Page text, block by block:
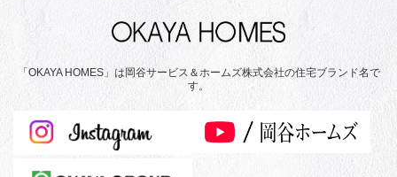
「OKAYA HOMES」は岡谷サービス＆ホームズ株式会社の住宅ブランド名で
す。